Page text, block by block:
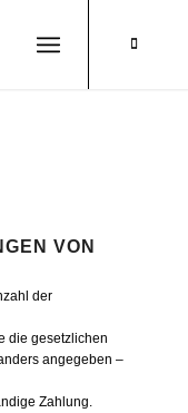
VON
der
die gesetzlichen
angegeben –
Zahlung.